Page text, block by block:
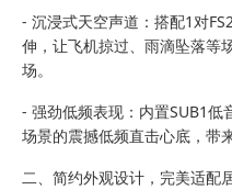
- 沉浸式天空声道：搭配1对
伸，让飞机掠过、雨滴坠落等
场。
- 强劲低频表现：内置SUB1
场景的震撼低频直击心底，带
二、简约外观设计，完美适配